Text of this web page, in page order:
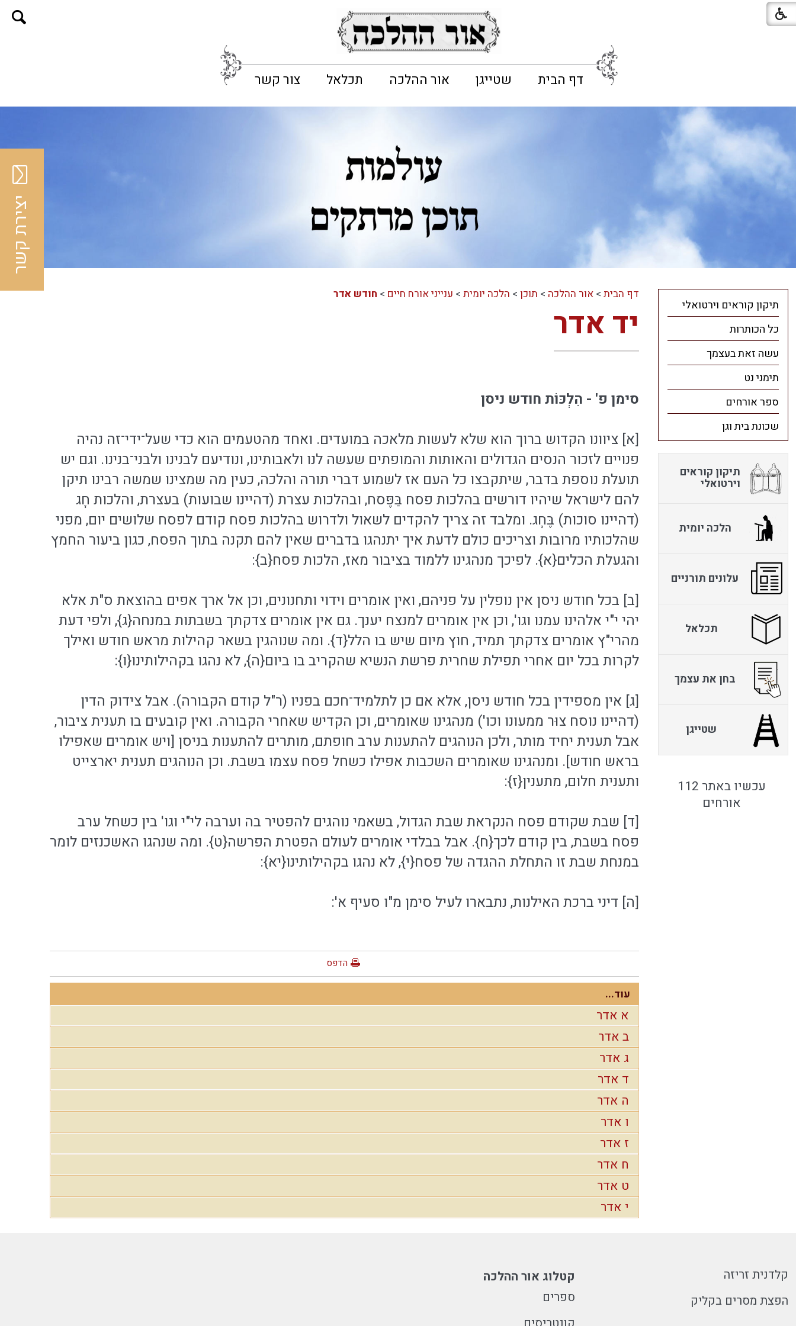
דף הבית שטייגן אור ההלכה תכלאל צור קשר
דף הבית> אור ההלכה > תוכן> הלכה יומית> ענייני אורח חיים > חודש אדר
יד אדר
סימן פ' - הִלְכּוֹת חודש ניסן
[א] ציוונו הקדוש ברוך הוא שלא לעשות מלאכה במועדים. ואחד מהטעמים הוא כדי שעל־ידי־זה נהיה
פנויים לזכור הנסים הגדולים והאותות והמופתים שעשה לנו ולאבותינו, ונודיעם לבנינו ולבני־בנינו. וגם יש
תועלת נוספת בדבר, שיתקבצו כל העם אז לשמוע דברי תורה והלכה, כעין מה שמצינו שמשה רבינו תיקן
להם לישראל שיהיו דורשים בהלכות פסח בַּפֶּסח, ובהלכות עצרת (דהיינו שבועות) בעצרת, והלכות חָג
(דהיינו סוכות) בֶּחָג. ומלבד זה צריך להקדים לשאול ולדרוש בהלכות פסח קודם לפסח שלושים יום, מפני
שהלכותיו מרובות וצריכים כולם לדעת איך יתנהגו בדברים שאין להם תקנה בתוך הפסח, כגון ביעור החמץ
והגעלת הכלים{א}. לפיכך מנהגינו ללמוד בציבור מאז, הלכות פסח{ב}:
[ב] בכל חודש ניסן אין נופלין על פניהם, ואין אומרים וידוי ותחנונים, וכן אל ארך אפים בהוצאת ס"ת אלא
יהי י"י אלהינו עמנו וגו', וכן אין אומרים למנצח יענך. גם אין אומרים צדקתך בשבתות במנחה{ג}, ולפי דעת
מהרי"ץ אומרים צדקתך תמיד, חוץ מיום שיש בו הלל{ד}. ומה שנוהגין בשאר קהילות מראש חודש ואילך
לקרות בכל יום אחרי תפילת שחרית פרשת הנשיא שהקריב בו ביום{ה}, לא נהגו בקהילותינו{ו}:
[ג] אין מספידין בכל חודש ניסן, אלא אם כן לתלמיד־חכם בפניו (ר"ל קודם הקבורה). אבל צידוק הדין
(דהיינו נוסח צוּר ממעונו וכו') מנהגינו שאומרים, וכן הקדיש שאחרי הקבורה. ואין קובעים בו תענית ציבור,
אבל תענית יחיד מותר, ולכן הנוהגים להתענות ערב חופתם, מותרים להתענות בניסן [ויש אומרים שאפילו
בראש חודש]. ומנהגינו שאומרים השכבות אפילו כשחל פסח עצמו בשבת. וכן הנוהגים תענית יארצייט
ותענית חלום, מתענין{ז}:
[ד] שבת שקודם פסח הנקראת שבת הגדול, בשאמי נוהגים להפטיר בה וערבה לי"י וגו' בין כשחל ערב
פסח בשבת, בין קודם לכך{ח}. אבל בבלדי אומרים לעולם הפטרת הפרשה{ט}. ומה שנהגו האשכנזים לומר
במנחת שבת זו התחלת ההגדה של פסח{י}, לא נהגו בקהילותינו{יא}:
[ה] דיני ברכת האילנות, נתבארו לעיל סימן מ"ו סעיף א':
הדפס
עוד...
א אדר
ב אדר
ג אדר
ד אדר
ה אדר
ו אדר
ז אדר
ח אדר
ט אדר
י אדר
תיקון קוראים וירטואלי
כל הכותרות
עשה זאת בעצמך
תימני נט
ספר אורחים
שכונת בית וגן
תיקון קוראים
וירטואלי
הלכה יומית
עלונים תורניים
תכלאל
בחן את עצמך
שטייגן
עכשיו באתר 112
אורחים
קלדנית זריזה
הפצת מסרים בקליק
קטלוג אור ההלכה
ספרים
יצירת קשר